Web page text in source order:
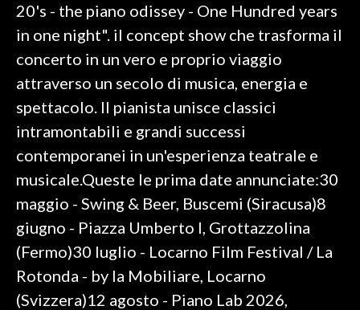
20's - the piano odissey - One Hundred years
in one night". il concept show che trasforma il
concerto in un vero e proprio viaggio
attraverso un secolo di musica, energia e
spettacolo. Il pianista unisce classici
intramontabili e grandi successi
contemporanei in un'esperienza teatrale e
musicale.Queste le prima date annunciate:30
maggio - Swing & Beer, Buscemi (Siracusa)8
giugno - Piazza Umberto I, Grottazzolina
(Fermo)30 luglio - Locarno Film Festival / La
Rotonda - by la Mobiliare, Locarno
(Svizzera)12 agosto - Piano Lab 2026,